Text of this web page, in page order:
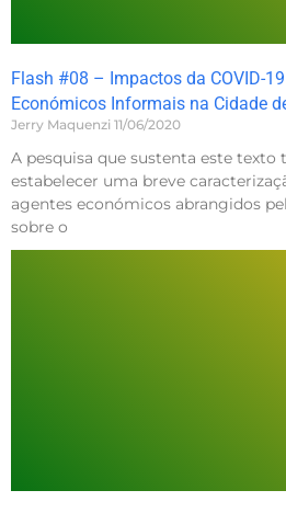
Flash #08 – Impactos da COVID-
Económicos Informais na Cidade
Jerry Maquenzi 11/06/2020
A pesquisa que sustenta este texto
estabelecer uma breve
agentes económicos abrangidos
sobre o